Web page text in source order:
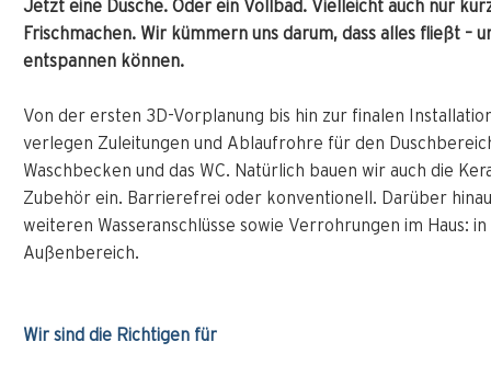
Jetzt eine Dusche. Oder ein Vollbad. Vielleicht auch nur
Frischmachen. Wir kümmern uns darum, dass alles fließt –
entspannen können.
Von der ersten 3D-Vorplanung bis hin zur finalen
verlegen Zuleitungen und Ablaufrohre für den
Waschbecken und das WC. Natürlich bauen wir auch die
Zubehör ein. Barrierefrei oder konventionell. Darüber
weiteren Wasseranschlüsse sowie Verrohrungen im Haus:
Außenbereich.
Wir sind die Richtigen für